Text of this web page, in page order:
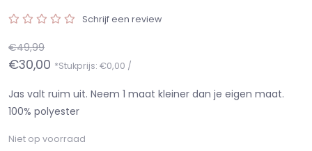
Schrijf een review
€49,99
€30,00 *Stukprijs: €0,00 /
Jas valt ruim uit. Neem 1 maat kleiner dan je eigen maat.
100% polyester
Niet op voorraad